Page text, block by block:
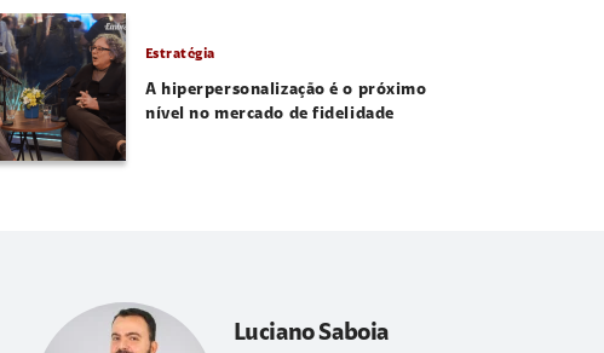
Estratégia
A hiperpersonalização é o próximo
nível no mercado de fidelidade
Luciano Saboia